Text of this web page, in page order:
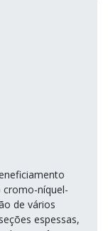
níquel-
de vários
espessas,